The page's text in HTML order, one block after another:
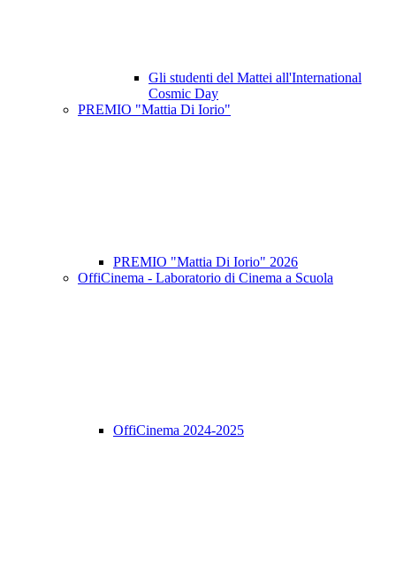
Gli studenti del Mattei all'International
Cosmic Day
PREMIO "Mattia Di Iorio"
PREMIO "Mattia Di Iorio" 2026
OffiCinema - Laboratorio di Cinema a Scuola
OffiCinema 2024-2025